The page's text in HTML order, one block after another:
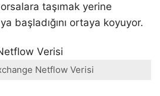
taşımak yerine
başladığını ortaya koyuyor.
Netflow Verisi